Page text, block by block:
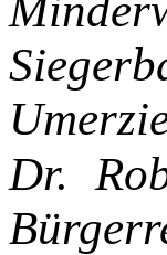
Dr.